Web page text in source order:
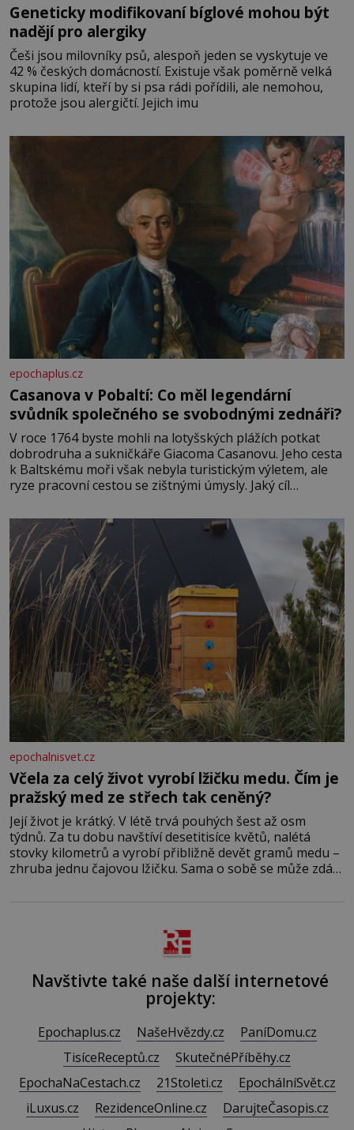
Geneticky modifikovaní bíglové mohou být
nadějí pro alergiky
Češi jsou milovníky psů, alespoň jeden se vyskytuje ve
42 % českých domácností. Existuje však poměrně velká
skupina lidí, kteří by si psa rádi pořídili, ale nemohou,
protože jsou alergičtí. Jejich imu
epochaplus.cz
Casanova v Pobaltí: Co měl legendární
svůdník společného se svobodnými zednáři?
V roce 1764 byste mohli na lotyšských plážích potkat
dobrodruha a sukničkáře Giacoma Casanovu. Jeho cesta
k Baltskému moři však nebyla turistickým výletem, ale
ryze pracovní cestou se zištnými úmysly. Jaký cíl
lotyšské Rigy? Casanova v Pobaltí kontaktoval tamní
zednářské lóže. Nebyl v této oblasti žádným nováčkem,
protože do zednářské
epochalnisvet.cz
Včela za celý život vyrobí lžičku medu. Čím je
pražský med ze střech tak ceněný?
Její život je krátký. V létě trvá pouhých šest až osm
týdnů. Za tu dobu navštíví desetitisíce květů, nalétá
stovky kilometrů a vyrobí přibližně devět gramů medu –
zhruba jednu čajovou lžičku. Sama o sobě se může zdát
Navštivte také naše další internetové
projekty:
Epochaplus.cz NašeHvězdy.cz
PaníDomu.cz
TisíceReceptů.cz
SkutečnéPříběhy.cz
EpochaNaCestach.cz
21Stoleti.cz
EpochálníSvět.cz
iLuxus.cz
RezidenceOnline.cz
DarujteČasopis.cz